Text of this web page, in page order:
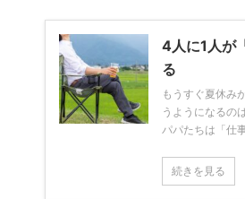
4人に1人が
る
もうすぐ夏休み
うようになるの
パパたちは「仕
続きを見る